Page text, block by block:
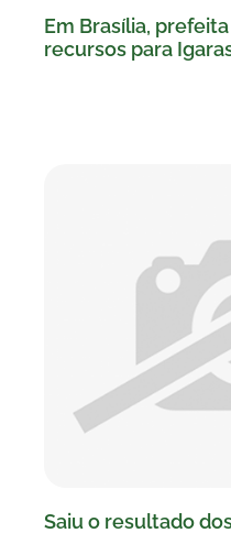
Em Brasília,
recursos para
Saiu o resultado